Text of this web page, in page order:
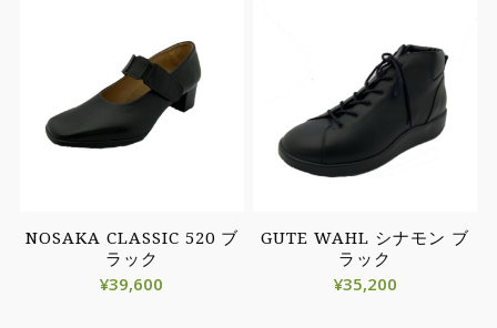
NOSAKA CLASSIC 520 ブ
ラック
¥39,600
GUTE WAHL シナモン ブ
ラック
¥35,200